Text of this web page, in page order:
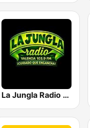
La Jungla Radio Valencia